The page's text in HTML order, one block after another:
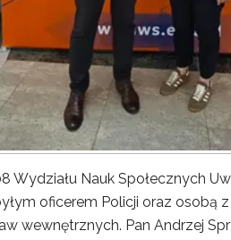
Wydziału Nauk Społecznych
oficerem Policji oraz osobą
wewnętrznych. Pan Andrzej